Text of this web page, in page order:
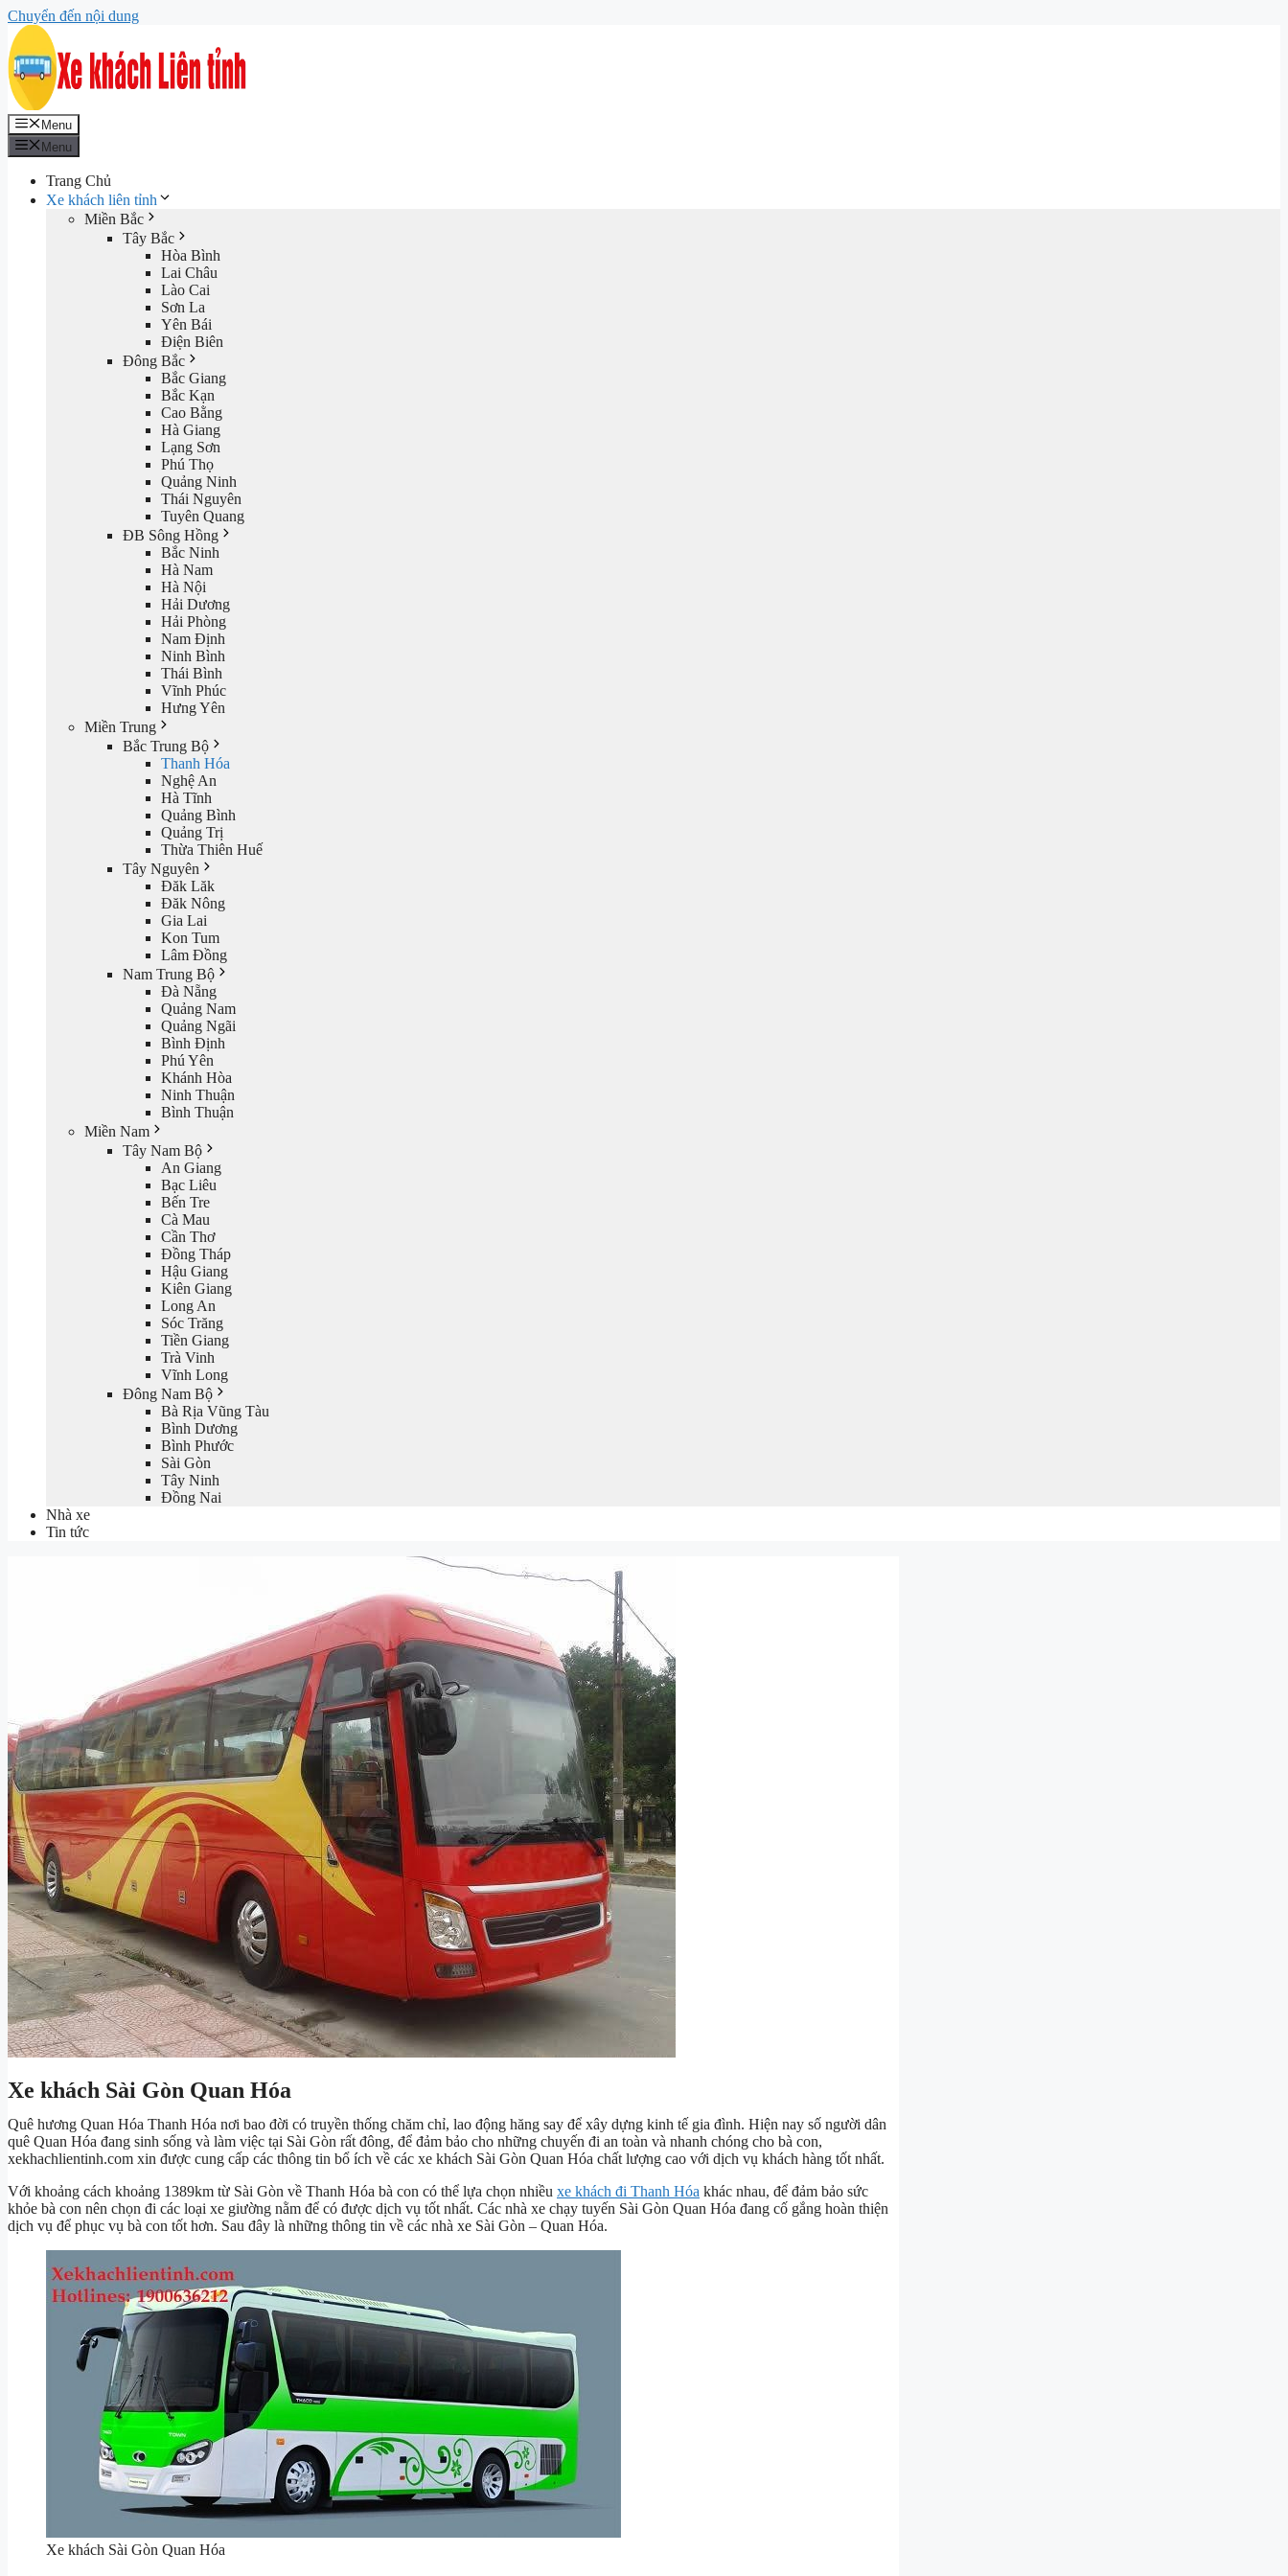
Chuyển đến nội dung
Menu
Menu
Trang Chủ
Xe khách liên tỉnh
Miền Bắc
Tây Bắc
Hòa Bình
Lai Châu
Lào Cai
Sơn La
Yên Bái
Điện Biên
Đông Bắc
Bắc Giang
Bắc Kạn
Cao Bằng
Hà Giang
Lạng Sơn
Phú Thọ
Quảng Ninh
Thái Nguyên
Tuyên Quang
ĐB Sông Hồng
Bắc Ninh
Hà Nam
Hà Nội
Hải Dương
Hải Phòng
Nam Định
Ninh Bình
Thái Bình
Vĩnh Phúc
Hưng Yên
Miền Trung
Bắc Trung Bộ
Thanh Hóa
Nghệ An
Hà Tĩnh
Quảng Bình
Quảng Trị
Thừa Thiên Huế
Tây Nguyên
Đăk Lăk
Đăk Nông
Gia Lai
Kon Tum
Lâm Đồng
Nam Trung Bộ
Đà Nẵng
Quảng Nam
Quảng Ngãi
Bình Định
Phú Yên
Khánh Hòa
Ninh Thuận
Bình Thuận
Miền Nam
Tây Nam Bộ
An Giang
Bạc Liêu
Bến Tre
Cà Mau
Cần Thơ
Đồng Tháp
Hậu Giang
Kiên Giang
Long An
Sóc Trăng
Tiền Giang
Trà Vinh
Vĩnh Long
Đông Nam Bộ
Bà Rịa Vũng Tàu
Bình Dương
Bình Phước
Sài Gòn
Tây Ninh
Đồng Nai
Nhà xe
Tin tức
Xe khách Sài Gòn Quan Hóa
Quê hương Quan Hóa Thanh Hóa nơi bao đời có truyền thống chăm chỉ, lao động hăng say để xây dựng kinh tế gia đình. Hiện nay số người dân
quê Quan Hóa đang sinh sống và làm việc tại Sài Gòn rất đông, để đảm bảo cho những chuyến đi an toàn và nhanh chóng cho bà con,
xekhachlientinh.com xin được cung cấp các thông tin bổ ích về các xe khách Sài Gòn Quan Hóa chất lượng cao với dịch vụ khách hàng tốt nhất.
Với khoảng cách khoảng 1389km từ Sài Gòn về Thanh Hóa bà con có thể lựa chọn nhiều xe khách đi Thanh Hóa khác nhau, để đảm bảo sức
khỏe bà con nên chọn đi các loại xe giường nằm để có được dịch vụ tốt nhất. Các nhà xe chạy tuyến Sài Gòn Quan Hóa đang cố gắng hoàn thiện
dịch vụ để phục vụ bà con tốt hơn. Sau đây là những thông tin về các nhà xe Sài Gòn – Quan Hóa.
Xe khách Sài Gòn Quan Hóa